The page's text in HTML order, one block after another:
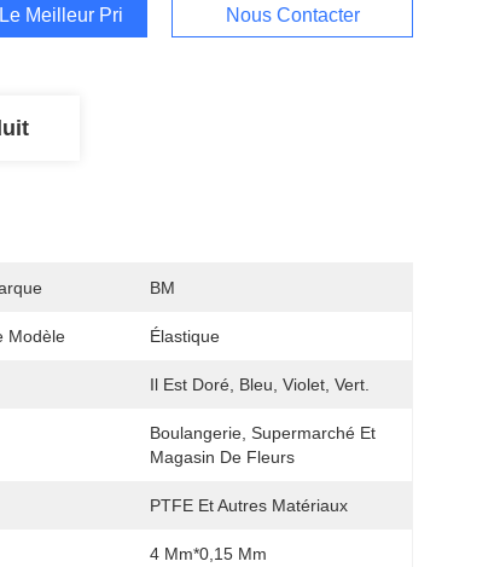
Meilleur Prix Nous Contacter
BM
Modèle Élastique
Il Est Doré, Bleu, Violet, Vert.
Boulangerie, Supermarché Et
Magasin De Fleurs
PTFE Et Autres Matériaux
4 Mm*0,15 Mm